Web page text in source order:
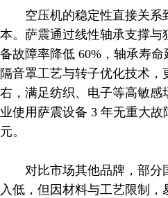
空压机的稳定性直接关系
本。萨震通过线性轴承支撑与
备故障率降低 60%，轴承寿
隔音罩工艺与转子优化技术
右，满足纺织、电子等高敏感
业使用萨震设备 3 年无重大
元。
对比市场其他品牌，部分
入低，但因材料与工艺限制，